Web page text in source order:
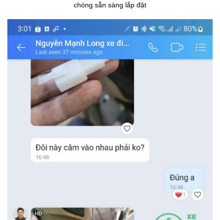
chóng sẵn sàng lắp đặt